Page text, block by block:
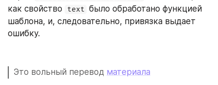
как свойство
text было обработано функцией
шаблона, и, следовательно, привязка выдает
ошибку.
Это вольный перевод материала